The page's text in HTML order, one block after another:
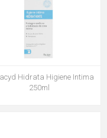
Hidrata Higiene Intima
250ml